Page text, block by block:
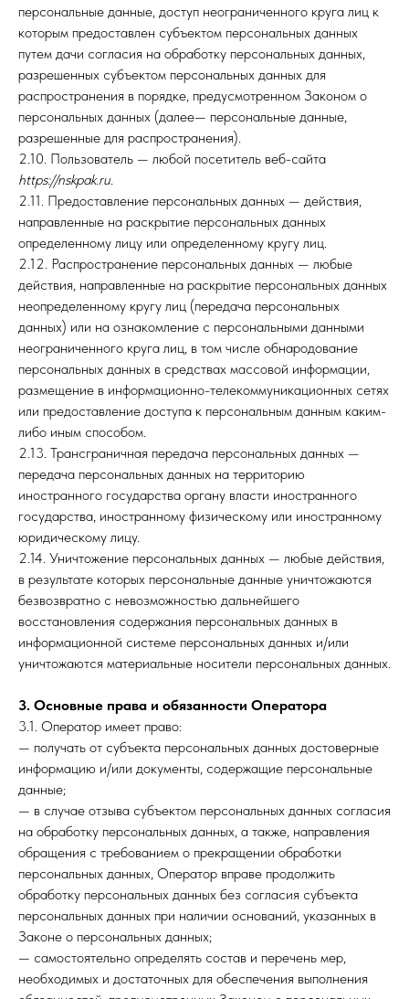
персональные данные, доступ неограниченного круга лиц к
которым предоставлен субъектом персональных данных
путем дачи согласия на обработку персональных данных,
разрешенных субъектом персональных данных для
распространения в порядке, предусмотренном Законом о
персональных данных (далее— персональные данные,
разрешенные для распространения).
2.10. Пользователь — любой посетитель веб-сайта
https://nskpak.ru.
2.11. Предоставление персональных данных — действия,
направленные на раскрытие персональных данных
определенному лицу или определенному кругу лиц.
2.12. Распространение персональных данных — любые
действия, направленные на раскрытие персональных данных
неопределенному кругу лиц (передача персональных
данных) или на ознакомление с персональными данными
неограниченного круга лиц, в том числе обнародование
персональных данных в средствах массовой информации,
размещение в информационно-телекоммуникационных сетях
или предоставление доступа к персональным данным каким-
либо иным способом.
2.13. Трансграничная передача персональных данных —
передача персональных данных на территорию
иностранного государства органу власти иностранного
государства, иностранному физическому или иностранному
юридическому лицу.
2.14. Уничтожение персональных данных — любые действия,
в результате которых персональные данные уничтожаются
безвозвратно с невозможностью дальнейшего
восстановления содержания персональных данных в
информационной системе персональных данных и/или
уничтожаются материальные носители персональных данных.
3. Основные права и обязанности Оператора
3.1. Оператор имеет право:
— получать от субъекта персональных данных достоверные
информацию и/или документы, содержащие персональные
данные;
— в случае отзыва субъектом персональных данных согласия
на обработку персональных данных, а также, направления
обращения с требованием о прекращении обработки
персональных данных, Оператор вправе продолжить
обработку персональных данных без согласия субъекта
персональных данных при наличии оснований, указанных в
Законе о персональных данных;
— самостоятельно определять состав и перечень мер,
необходимых и достаточных для обеспечения выполнения